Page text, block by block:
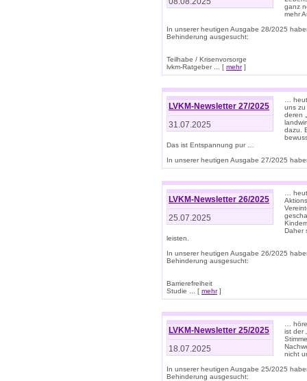
ganz
mehr
In unserer heutigen Ausgabe 28/2025
Behinderung ausgesucht:
Teilhabe / Krisenvorsorge
lvkm-Ratgeber ... [ mehr]
LVKM-Newsletter 27/2025
31.07.2025
…
uns zu
deren
dazu.
Das ist Entspannung pur …
In unserer heutigen Ausgabe 27/2025
LVKM-Newsletter 26/2025
25.07.2025
…
Daher
leisten.
In unserer heutigen Ausgabe 26/2025
Behinderung ausgesucht:
Barrierefreiheit
Studie ... [ mehr]
LVKM-Newsletter 25/2025
18.07.2025
…
ist der
nicht
In unserer heutigen Ausgabe 25/2025
Behinderung ausgesucht: